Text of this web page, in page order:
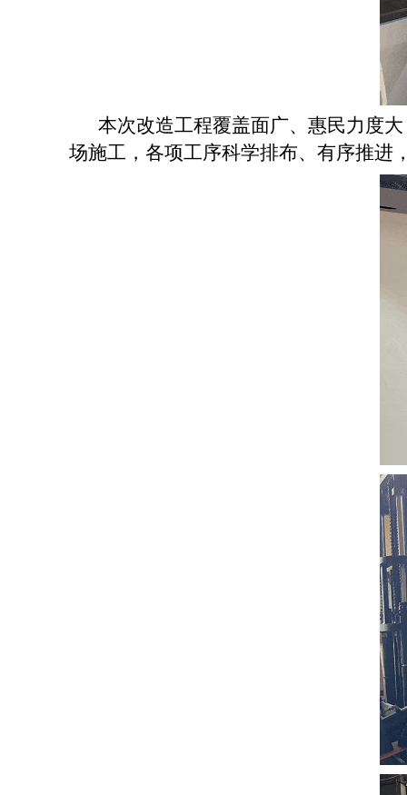
本次改造工程覆盖面广、惠民力度
场施工，各项工序科学排布、有序推进